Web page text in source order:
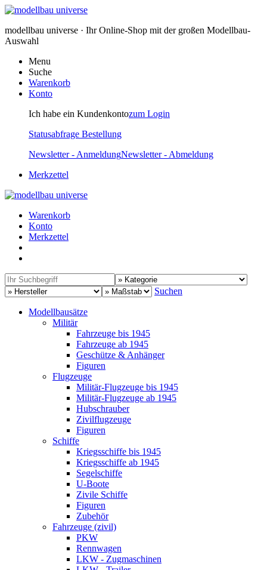
modellbau universe · Ihr Online-Shop mit der großen Modellbau-
Auswahl
Menu
Suche
Warenkorb
Konto
Ich habe ein Kundenkontozum Login
Statusabfrage Bestellung
Newsletter - AnmeldungNewsletter - Abmeldung
Merkzettel
Warenkorb
Konto
Merkzettel
Suchen
Modellbausätze
Militär
Fahrzeuge bis 1945
Fahrzeuge ab 1945
Geschütze & Anhänger
Figuren
Flugzeuge
Militär-Flugzeuge bis 1945
Militär-Flugzeuge ab 1945
Hubschrauber
Zivilflugzeuge
Figuren
Schiffe
Kriegsschiffe bis 1945
Kriegsschiffe ab 1945
Segelschiffe
U-Boote
Zivile Schiffe
Figuren
Zubehör
Fahrzeuge (zivil)
PKW
Rennwagen
LKW - Zugmaschinen